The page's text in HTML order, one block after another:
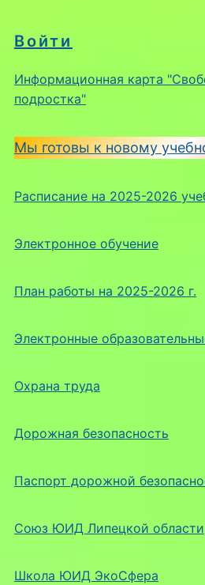
Войти
Информационная карта
подростка"
Мы готовы к новому
Расписание на 2025-2026
Электронное обучение
План работы на 2025-2026 г.
Электронные
Охрана труда
Дорожная безопасность
Паспорт дорожной
Союз ЮИД Липецкой области
Школа ЮИД ЭкоСфера